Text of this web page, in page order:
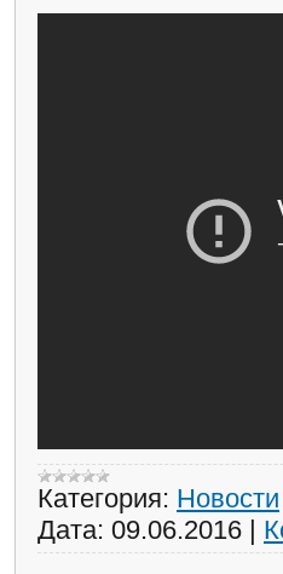
Категория: Новости
Дата: 09.06.2016